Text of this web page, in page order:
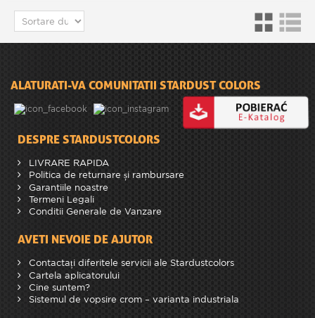
ALATURATI-VA COMUNITATII STARDUST COLORS
DESPRE STARDUSTCOLORS
LIVRARE RAPIDA
Politica de returnare și rambursare
Garantiile noastre
Termeni Legali
Conditii Generale de Vanzare
AVETI NEVOIE DE AJUTOR
Contactați diferitele servicii ale Stardustcolors
Cartela aplicatorului
Cine suntem?
Sistemul de vopsire crom – varianta industriala